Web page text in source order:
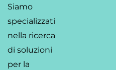
Siamo
specializzati
nella ricerca
di soluzioni
per la